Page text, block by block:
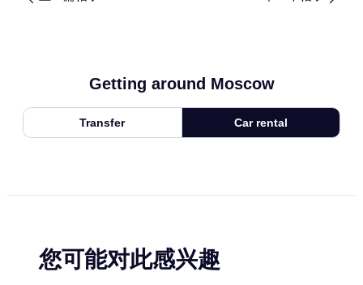
Getting around Moscow
Transfer Car rental
您可能对此感兴趣